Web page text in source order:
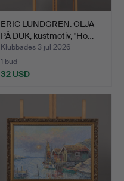
ERIC LUNDGREN. OLJA
PÅ DUK, kustmotiv, "Ho…
Klubbades 3 jul 2026
1 bud
32 USD